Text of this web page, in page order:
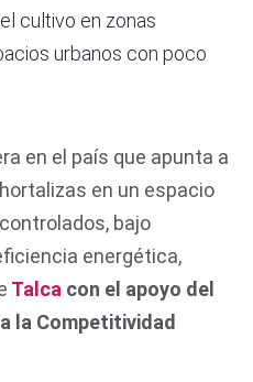
cultivo en zonas
urbanos con poco
en el país que apunta a
en un espacio
bajo
energética,
Talca con el apoyo del
la Competitividad